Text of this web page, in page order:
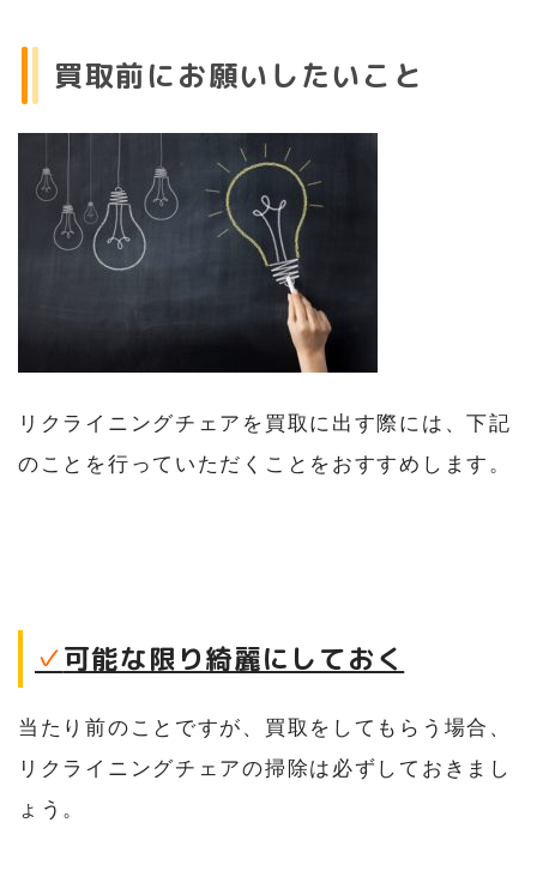
買取前にお願いしたいこと
リクライニングチェアを買取に出す際には、下記
のことを行っていただくことをおすすめします。
✓可能な限り綺麗にしておく
当たり前のことですが、買取をしてもらう場合、
リクライニングチェアの掃除は必ずしておきまし
ょう。